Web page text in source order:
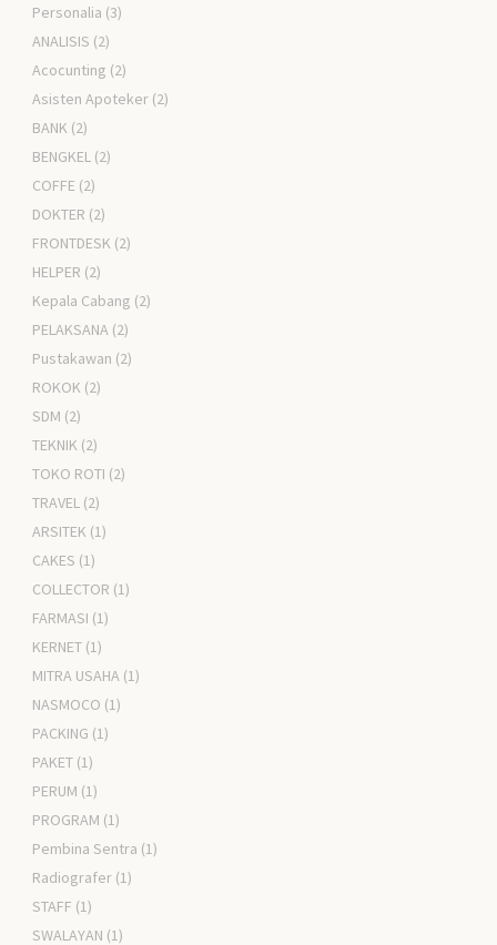
Personalia (3)
ANALISIS (2)
Acocunting (2)
Asisten Apoteker (2)
BANK (2)
BENGKEL (2)
COFFE (2)
DOKTER (2)
FRONTDESK (2)
HELPER (2)
Kepala Cabang (2)
PELAKSANA (2)
Pustakawan (2)
ROKOK (2)
SDM (2)
TEKNIK (2)
TOKO ROTI (2)
TRAVEL (2)
ARSITEK (1)
CAKES (1)
COLLECTOR (1)
FARMASI (1)
KERNET (1)
MITRA USAHA (1)
NASMOCO (1)
PACKING (1)
PAKET (1)
PERUM (1)
PROGRAM (1)
Pembina Sentra (1)
Radiografer (1)
STAFF (1)
SWALAYAN (1)